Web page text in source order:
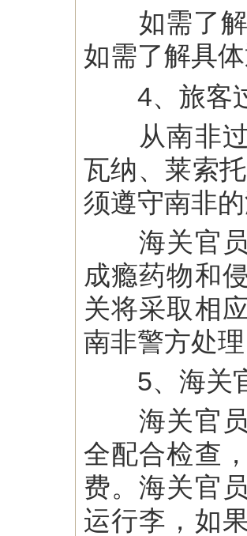
如需了解
如需了解具
4、旅客
从南非过
瓦纳、莱索
须遵守南非
海关官员
成瘾药物和
关将采取相
南非警方处
5、海关
海关官员
全配合检查
费。海关官
运行李，如